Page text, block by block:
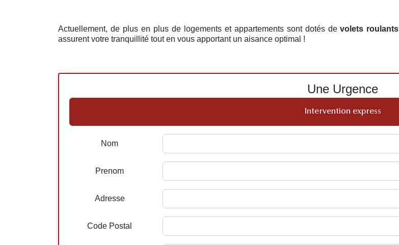
Actuellement, de plus en plus de logements et appartements sont dotés devolets roulants
assurent votre tranquillité tout en vous apportant un aisance optimal !
Une Urgence
Intervention express
Nom
Prenom
Adresse
Code Postal